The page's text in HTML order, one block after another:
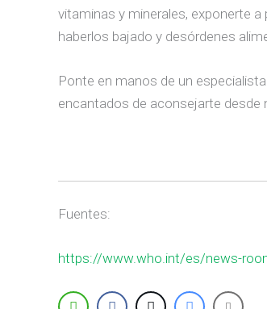
vitaminas y minerales, exponerte
haberlos bajado y desórdenes
Ponte en manos de un
encantados de aconsejarte desde
Fuentes:
https://www.who.int/es/news-